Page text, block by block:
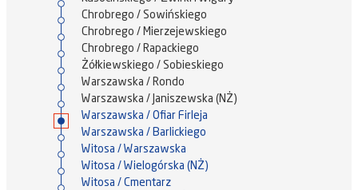
Chrobrego / Sowińskiego
Chrobrego / Mierzejewskiego
Chrobrego / Rapackiego
Żółkiewskiego / Sobieskiego
Warszawska / Rondo
Warszawska / Janiszewska (NŻ)
Warszawska / Ofiar Firleja
Warszawska / Barlickiego
Witosa / Warszawska
Witosa / Wielogórska (NŻ)
Witosa / Cmentarz